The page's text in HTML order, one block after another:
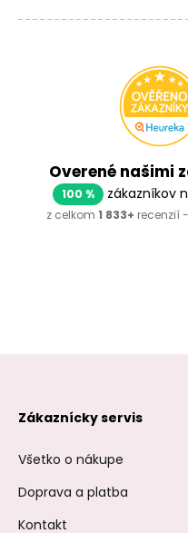
Overené našimi
100 % zákazníkov
z celkom 1 833+ recenzií -
Zákaznícky servis
Všetko o nákupe
Doprava a platba
Kontakt